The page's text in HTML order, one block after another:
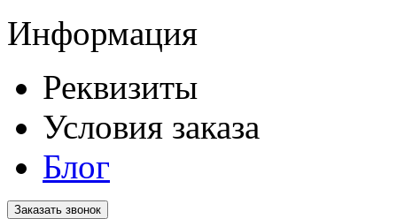
Информация
Реквизиты
Условия заказа
Блог
Заказать звонок